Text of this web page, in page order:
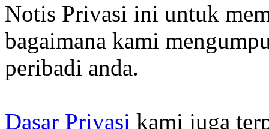
Notis Privasi ini untuk
bagaimana kami
peribadi anda.
Dasar Privasi kami juga